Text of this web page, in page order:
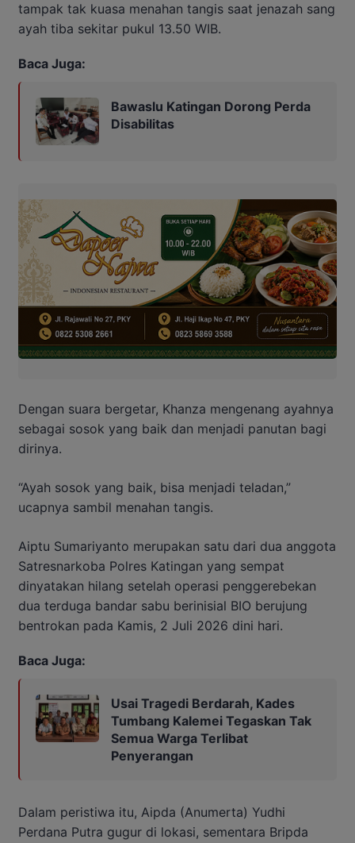
tampak tak kuasa menahan tangis saat jenazah sang
ayah tiba sekitar pukul 13.50 WIB.
Baca Juga:
Bawaslu Katingan Dorong Perda
Disabilitas
Dengan suara bergetar, Khanza mengenang ayahnya
sebagai sosok yang baik dan menjadi panutan bagi
dirinya.
“Ayah sosok yang baik, bisa menjadi teladan,”
ucapnya sambil menahan tangis.
Aiptu Sumariyanto merupakan satu dari dua anggota
Satresnarkoba Polres Katingan yang sempat
dinyatakan hilang setelah operasi penggerebekan
dua terduga bandar sabu berinisial BIO berujung
bentrokan pada Kamis, 2 Juli 2026 dini hari.
Baca Juga:
Usai Tragedi Berdarah, Kades
Tumbang Kalemei Tegaskan Tak
Semua Warga Terlibat
Penyerangan
Dalam peristiwa itu, Aipda (Anumerta) Yudhi
Perdana Putra gugur di lokasi, sementara Bripda